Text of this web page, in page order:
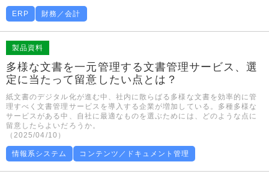
ERP 財務／会計
製品資料
多様な文書を一元管理する文書管理サービス、選
定に当たって留意したい点とは？
紙文書のデジタル化が進む中、社内に散らばる多様な文書を効率的に管
理すべく文書管理サービスを導入する企業が増加している。多種多様な
サービスがある中、自社に最適なものを選ぶためには、どのような点に
留意したらよいだろうか。
（2025/04/10）
情報系システム コンテンツ／ドキュメント管理